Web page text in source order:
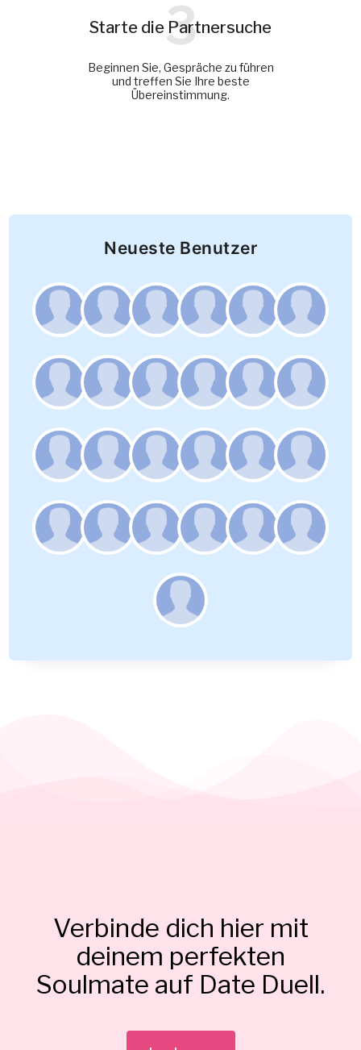
Starte die Partnersuche
3
Beginnen Sie, Gespräche zu führen
und treffen Sie Ihre beste
Übereinstimmung.
Neueste Benutzer
Verbinde dich hier mit
deinem perfekten
Soulmate auf Date Duell.